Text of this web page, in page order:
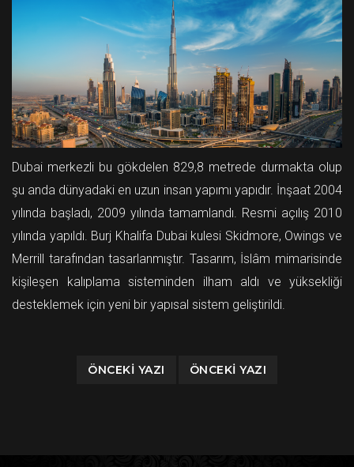
Dubai merkezli bu gökdelen 829,8 metrede durmakta olup
şu anda dünyadaki en uzun insan yapımı yapıdır. İnşaat 2004
yılında başladı, 2009 yılında tamamlandı. Resmi açılış 2010
yılında yapıldı. Burj Khalifa Dubai kulesi Skidmore, Owings ve
Merrill tarafından tasarlanmıştır. Tasarım, İslâm mimarisinde
kişileşen kalıplama sisteminden ilham aldı ve yüksekliği
desteklemek için yeni bir yapısal sistem geliştirildi.
ÖNCEKI YAZI ÖNCEKI YAZI